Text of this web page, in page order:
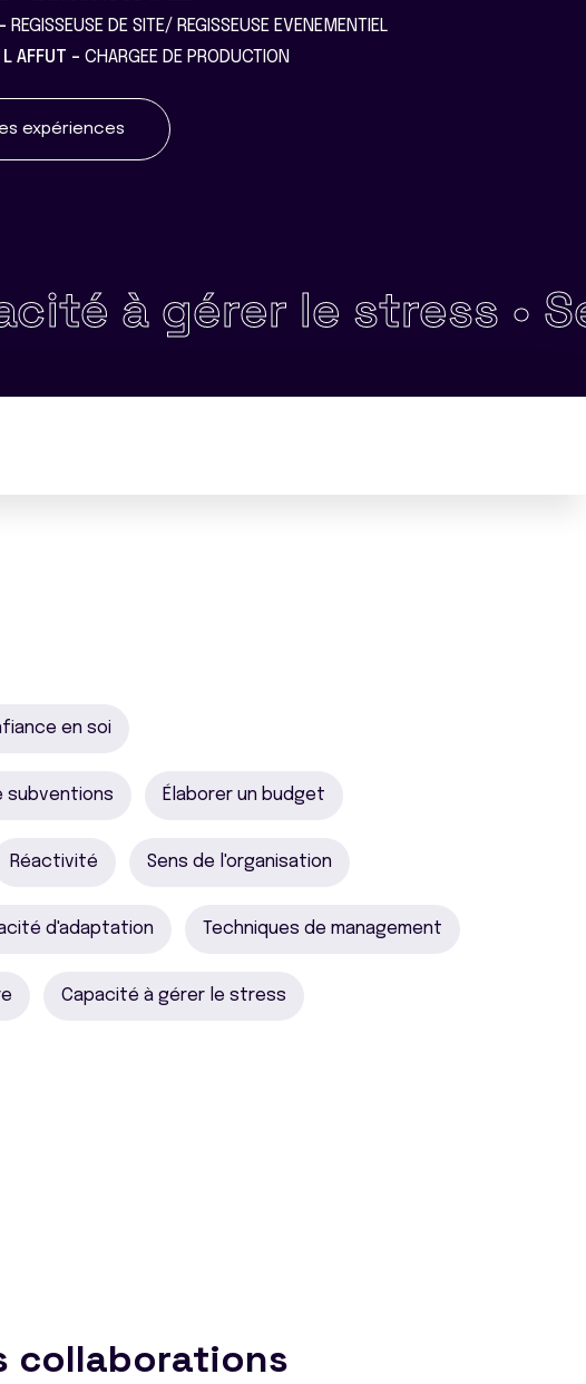
REGISSEUSE DE SITE/ REGISSEUSE EVENEMENTIEL
L AFFUT - CHARGEE DE PRODUCTION
expériences
à gérer le stress •Sens
en soi
subventions Élaborer un budget
Réactivité Sens de l'organisation
d'adaptation Techniques de management
Capacité à gérer le stress
collaborations